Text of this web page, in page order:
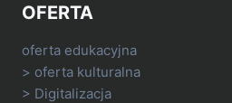
OFERTA
oferta edukacyjna
> oferta kulturalna
> Digitalizacja